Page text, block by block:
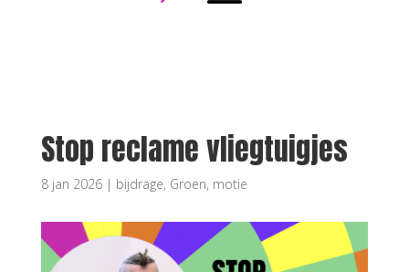
Stop reclame vliegtuigjes
8 jan 2026| bijdrage, Groen, motie